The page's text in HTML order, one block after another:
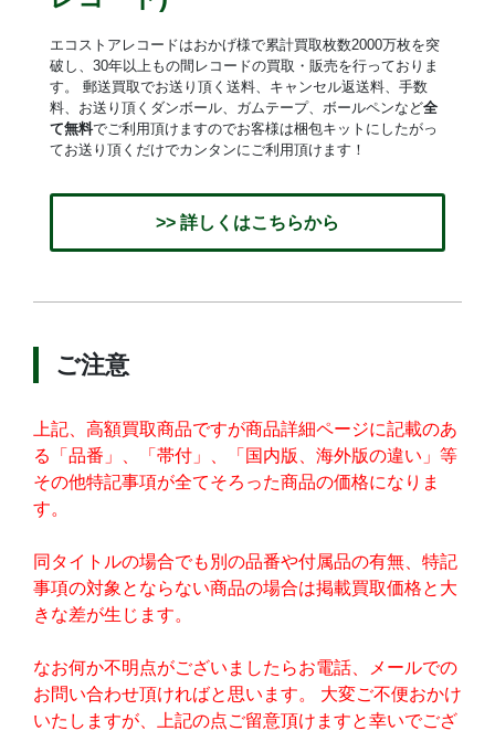
エコストアレコードはおかげ様で累計買取枚数2000万枚を突
破し、30年以上もの間レコードの買取・販売を行っておりま
す。 郵送買取でお送り頂く送料、キャンセル返送料、手数
料、お送り頂くダンボール、ガムテープ、ボールペンなど全
て無料でご利用頂けますのでお客様は梱包キットにしたがっ
てお送り頂くだけでカンタンにご利用頂けます！
>> 詳しくはこちらから
ご注意
上記、高額買取商品ですが商品詳細ページに記載のあ
る「品番」、「帯付」、「国内版、海外版の違い」等
その他特記事項が全てそろった商品の価格になりま
す。
同タイトルの場合でも別の品番や付属品の有無、特記
事項の対象とならない商品の場合は掲載買取価格と大
きな差が生じます。
なお何か不明点がございましたらお電話、メールでの
お問い合わせ頂ければと思います。 大変ご不便おかけ
いたしますが、上記の点ご留意頂けますと幸いでござ